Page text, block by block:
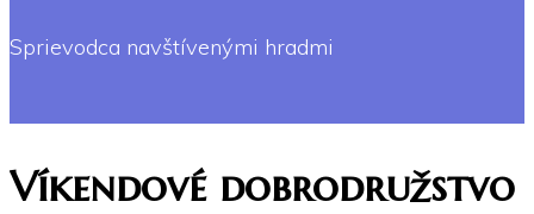
Sprievodca navštívenými hradmi
Víkendové dobrodružstvo